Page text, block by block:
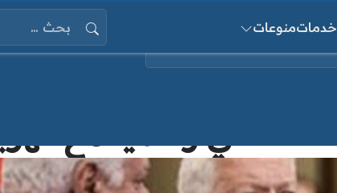
خدماتمنوعات
البحث عن: